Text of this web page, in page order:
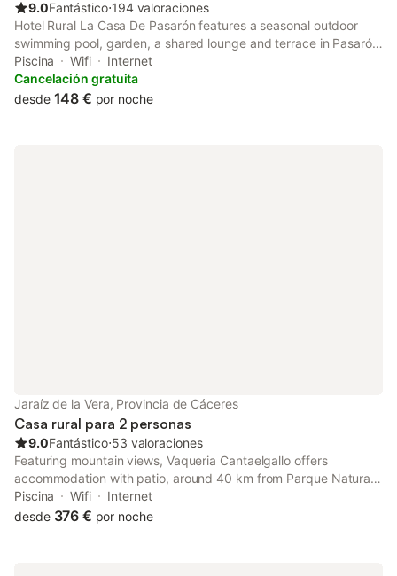
9.0Fantástico⋅194 valoraciones
Hotel Rural La Casa De Pasarón features a seasonal outdoor
swimming pool, garden, a shared lounge and terrace in Pasarón.
With free WiFi, this 3-star hotel offers a tour desk.
Piscina Wifi
Internet
Cancelación gratuita
desde 148 € por noche
Jaraíz de la Vera, Provincia de Cáceres
Casa rural para 2 personas
9.0Fantástico⋅53 valoraciones
Featuring mountain views, Vaqueria Cantaelgallo offers
accommodation with patio, around 40 km from Parque Natural
de Monfragüe. This property offers access to a terrace, free
private parking and free WiFi.
Piscina Wifi
Internet
desde 376 € por noche